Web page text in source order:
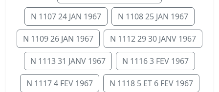
N 1107 24 JAN 1967 N 1108 25 JAN 1967
N 1109 26 JAN 1967 N 1112 29 30 JANV 1967
N 1113 31 JANV 1967 N 1116 3 FEV 1967
N 1117 4 FEV 1967 N 1118 5 ET 6 FEV 1967